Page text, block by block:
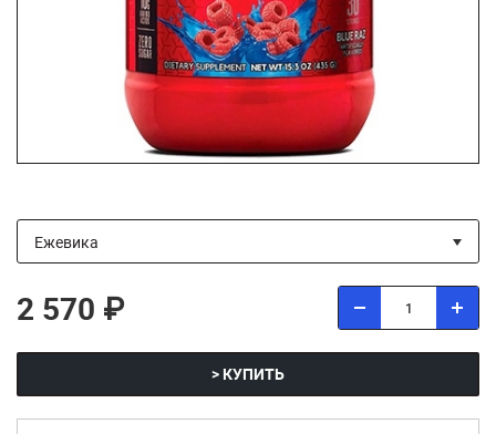
2 570 ₽
> КУПИТЬ